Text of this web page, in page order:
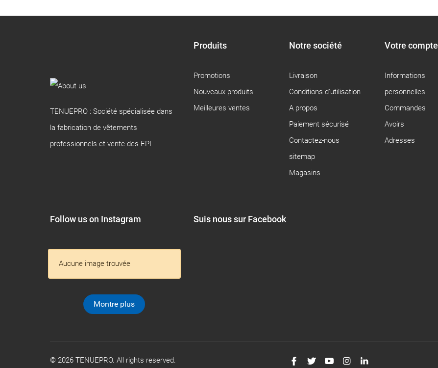
TENUEPRO : Société spécialisée dans
la fabrication de vêtements
professionnels et vente des EPI
Produits
Promotions
Nouveaux produits
Meilleures ventes
Notre société
Livraison
Conditions d'utilisation
A propos
Paiement sécurisé
Contactez-nous
sitemap
Magasins
Votre compte
Informations
personnelles
Commandes
Avoirs
Adresses
Follow us on Instagram
Aucune image trouvée
Montre plus
Suis nous sur Facebook
© 2026 TENUEPRO. All rights reserved.